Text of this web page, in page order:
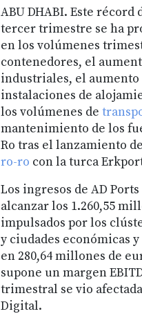
ABU DHABI. Este récord
tercer trimestre se ha
en los volúmenes
contenedores, el
industriales, el aumento
instalaciones de
los volúmenes de
mantenimiento de los
Ro tras el lanzamiento
ro-ro con la turca
Los ingresos de AD
alcanzar los 1.260,55
impulsados por los
y ciudades económicas
en 280,64 millones de
supone un margen
trimestral se vio
Digital.